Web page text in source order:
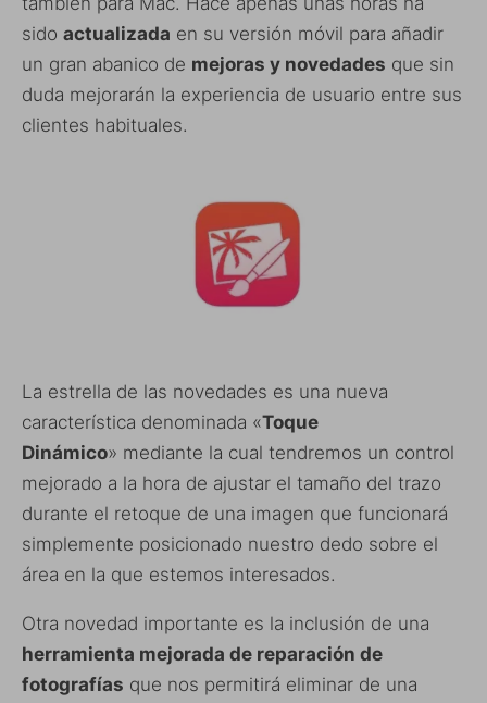
sido actualizada en su versión móvil para añadir
un gran abanico de mejoras y novedades que sin
duda mejorarán la experiencia de usuario entre sus
clientes habituales.
La estrella de las novedades es una nueva
característica denominada «Toque
Dinámico» mediante la cual tendremos un control
mejorado a la hora de ajustar el tamaño del trazo
durante el retoque de una imagen que funcionará
simplemente posicionado nuestro dedo sobre el
área en la que estemos interesados.
Otra novedad importante es la inclusión de una
herramienta mejorada de reparación de
fotografías que nos permitirá eliminar de una